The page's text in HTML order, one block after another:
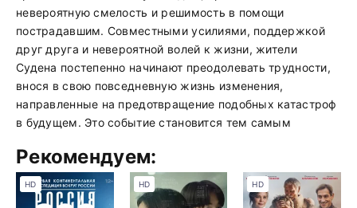
невероятную смелость и решимость в помощи
пострадавшим. Совместными усилиями, поддержкой
друг друга и невероятной волей к жизни, жители
Судена постепенно начинают преодолевать трудности,
внося в свою повседневную жизнь изменения,
направленные на предотвращение подобных катастроф
в будущем. Это событие становится тем самым
Рекомендуем:
HD HD HD